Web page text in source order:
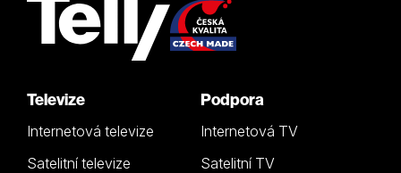
Televize
Internetová televize
Satelitní televize
Podpora
Internetová TV
Satelitní TV